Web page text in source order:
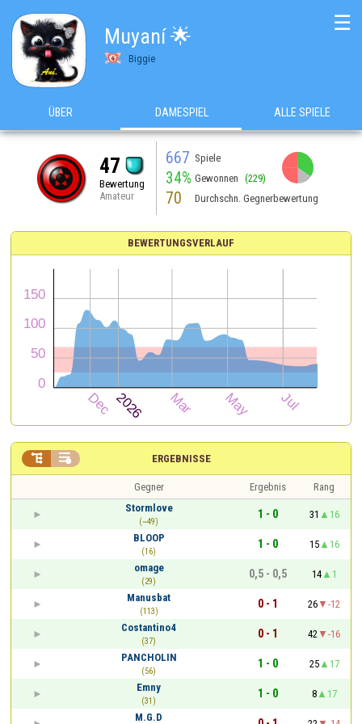
Muyaní 🌟
Biggie
☰
ÜBER DAMESPIEL ALLE SPIELE
47
Bewertung
Amateur
667 Spiele
34% Gewonnen (229)
70 Durchschn. Gegnerbewertung
BEWERTUNGSVERLAUF
ERGEBNISSE
 
Gegner Ergebnis
Rang
Stormlove
(~49)
1 - 0 31
16
BLOOP
(16)
1 - 0 15
16
omage
(29)
0,5 - 0,5 14
1
Manusbat
(113)
0 - 1 26
-12
Costantino4
(37)
0 - 1 42
-16
PANCHOLIN
(56)
1 - 0 25
17
Emny
(31)
1 - 0 8
17
M.G.D